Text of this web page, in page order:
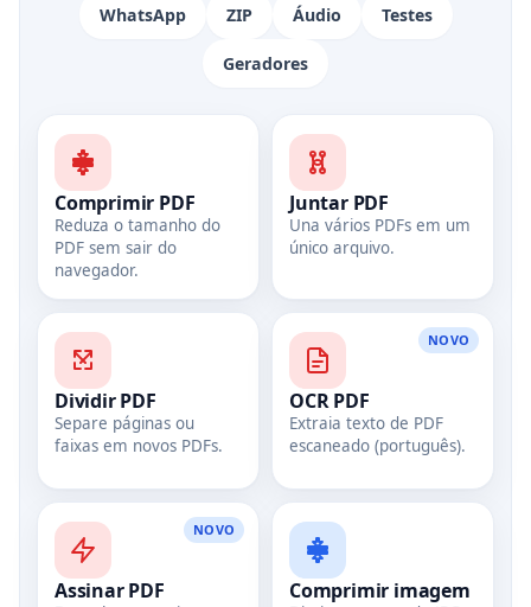
WhatsApp ZIP Áudio Testes
Geradores
Comprimir PDF
Reduza o tamanho do
PDF sem sair do
navegador.
Juntar PDF
Una vários PDFs em um
único arquivo.
Dividir PDF
Separe páginas ou
faixas em novos PDFs.
NOVO
OCR PDF
Extraia texto de PDF
escaneado (português).
NOVO
Assinar PDF Comprimir imagem